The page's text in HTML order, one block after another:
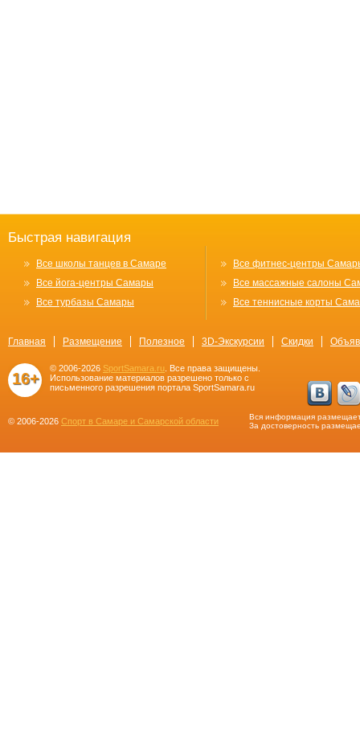
Быстрая навигация
Все школы танцев в Самаре
Все йога-центры Самары
Все турбазы Самары
Все фитнес-центры
Все массажные салоны
Все теннисные корты
Главная Размещение Полезное 3D-Экскурсии Скидки
16+
© 2006-2026 SportSamara.ru . Все права защищены.
Использование материалов разрешено только с
письменного разрешения портала SportSamara.ru
© 2006-2026 Спорт в Самаре и Самарской области
Вся информация
За достоверность